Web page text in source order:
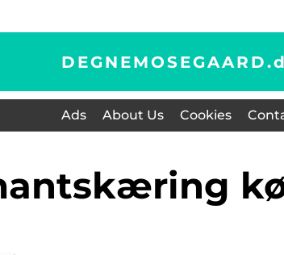
DEGNEMOSEGAARD.
Ads About Us Cookies